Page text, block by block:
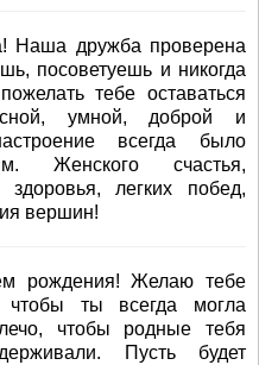
Наша дружба проверена
посоветуешь и никогда
тебе оставаться
умной, доброй и
всегда было
Женского счастья,
здоровья, легких побед,
вершин!
рождения! Желаю тебе
ты всегда могла
чтобы родные тебя
Пусть будет